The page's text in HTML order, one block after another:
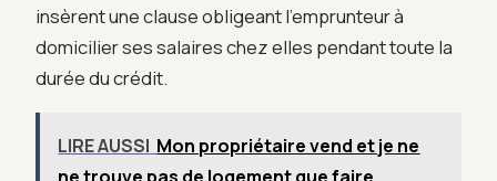
insèrent une clause obligeant l’emprunteur à
domicilier ses salaires chez elles pendant toute la
durée du crédit.
LIRE AUSSI Mon propriétaire vend et je ne